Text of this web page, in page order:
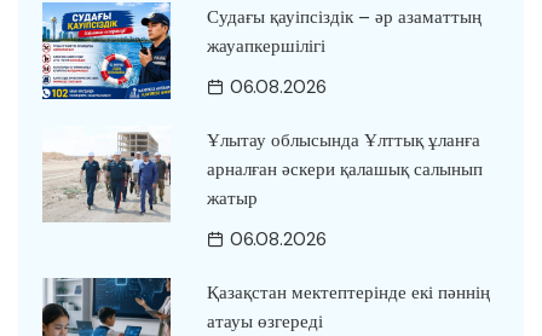
Судағы қауіпсіздік – әр азаматтың
жауапкершілігі
06.08.2026
Ұлытау облысында Ұлттық ұланға
арналған әскери қалашық салынып
жатыр
06.08.2026
Қазақстан мектептерінде екі пәннің
атауы өзгереді